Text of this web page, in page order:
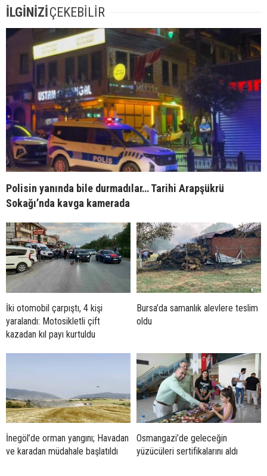
İLGİNİZİÇEKEBİLİR
Polisin yanında bile durmadılar… Tarihi Arapşükrü
Sokağı’nda kavga kamerada
İki otomobil çarpıştı, 4 kişi
yaralandı: Motosikletli çift
kazadan kıl payı kurtuldu
Bursa’da samanlık alevlere teslim
oldu
İnegöl’de orman yangını; Havadan
ve karadan müdahale başlatıldı
Osmangazi’de geleceğin
yüzücüleri sertifikalarını aldı